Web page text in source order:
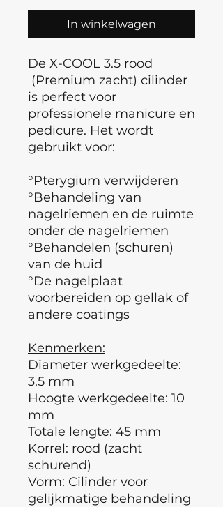
In winkelwagen
De X-COOL 3.5 rood
(Premium zacht) cilinder
is perfect voor
professionele manicure en
pedicure. Het wordt
gebruikt voor:
°Pterygium verwijderen
°Behandeling van
nagelriemen en de ruimte
onder de nagelriemen
°Behandelen (schuren)
van de huid
°De nagelplaat
voorbereiden op gellak of
andere coatings
Kenmerken:
Diameter werkgedeelte:
3.5 mm
Hoogte werkgedeelte: 10
mm
Totale lengte: 45 mm
Korrel: rood (zacht
schurend)
Vorm: Cilinder voor
gelijkmatige behandeling